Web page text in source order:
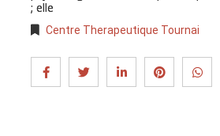
; elle
Centre Therapeutique Tournai